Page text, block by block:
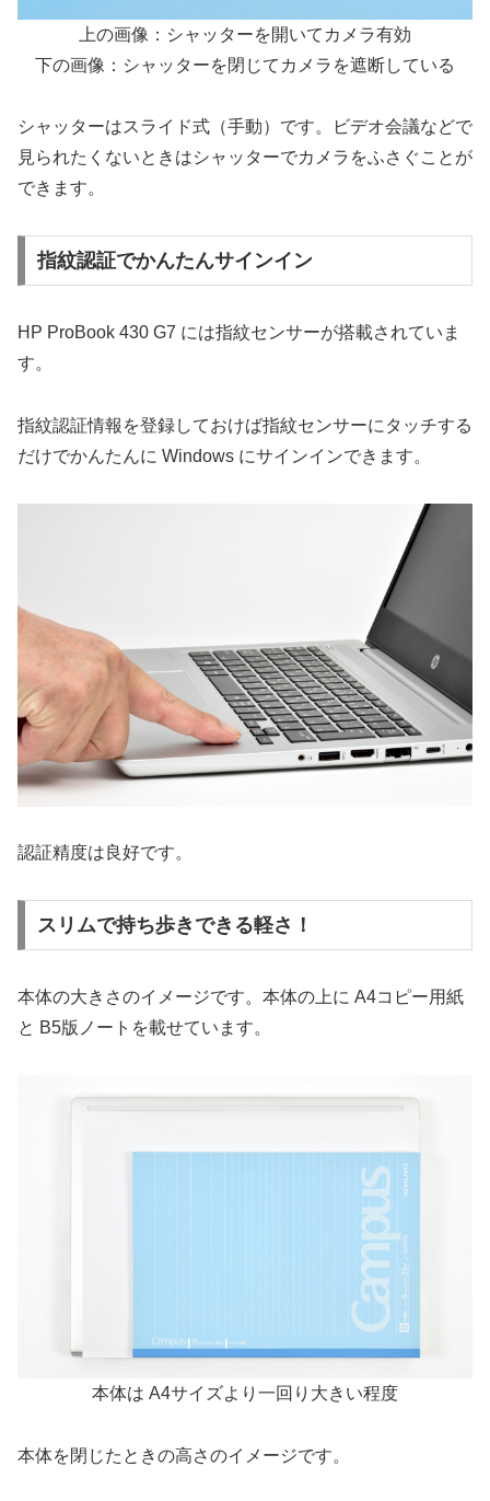
上の画像：シャッターを開いてカメラ有効
下の画像：シャッターを閉じてカメラを遮断している
シャッターはスライド式（手動）です。ビデオ会議などで
見られたくないときはシャッターでカメラをふさぐことが
できます。
指紋認証でかんたんサインイン
HP ProBook 430 G7 には指紋センサーが搭載されていま
す。
指紋認証情報を登録しておけば指紋センサーにタッチする
だけでかんたんに Windows にサインインできます。
認証精度は良好です。
スリムで持ち歩きできる軽さ！
本体の大きさのイメージです。本体の上に A4コピー用紙
と B5版ノートを載せています。
本体は A4サイズより一回り大きい程度
本体を閉じたときの高さのイメージです。